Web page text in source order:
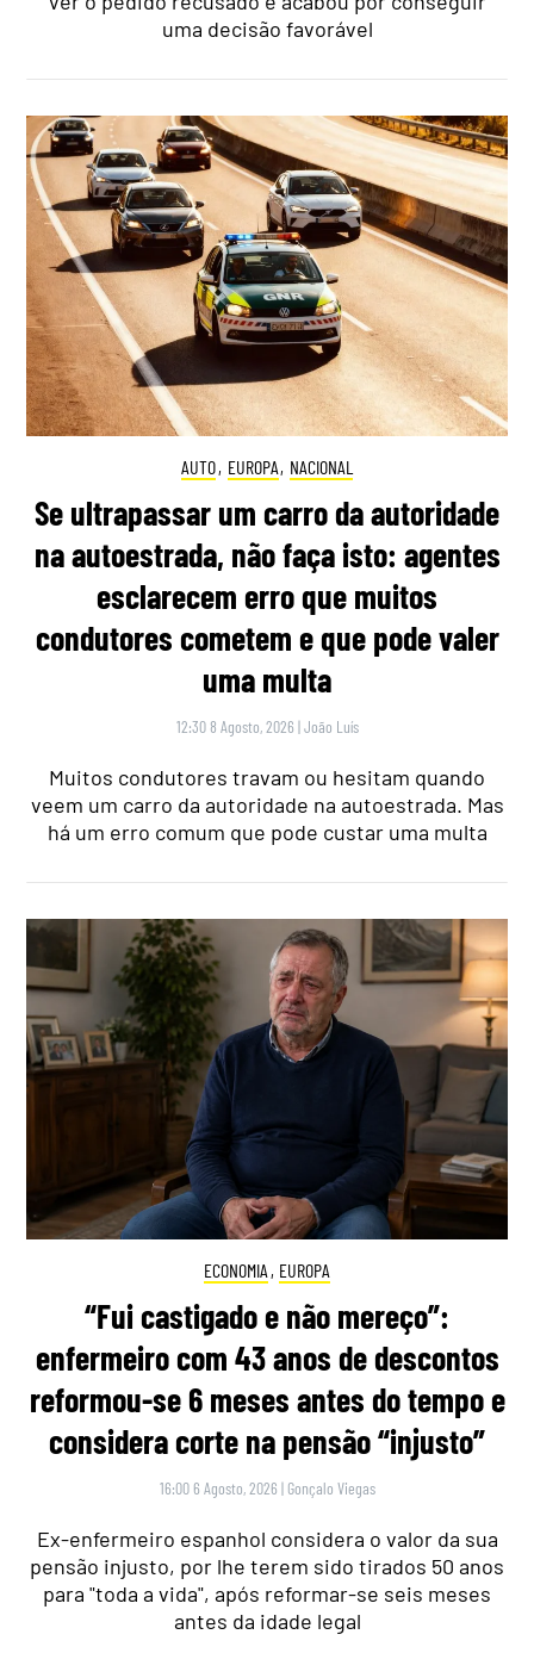
uma decisão favorável
AUTO, EUROPA, NACIONAL
Se ultrapassar um carro da autoridade
na autoestrada, não faça isto: agentes
esclarecem erro que muitos
condutores cometem e que pode valer
uma multa
12:30 8 Agosto, 2026 |João Luís
Muitos condutores travam ou hesitam quando
veem um carro da autoridade na autoestrada. Mas
há um erro comum que pode custar uma multa
ECONOMIA , EUROPA
“Fui castigado e não mereço”:
enfermeiro com 43 anos de descontos
reformou-se 6 meses antes do tempo e
considera corte na pensão “injusto”
16:00 6 Agosto, 2026 | Gonçalo Viegas
Ex-enfermeiro espanhol considera o valor da sua
pensão injusto, por lhe terem sido tirados 50 anos
para "toda a vida", após reformar-se seis meses
antes da idade legal